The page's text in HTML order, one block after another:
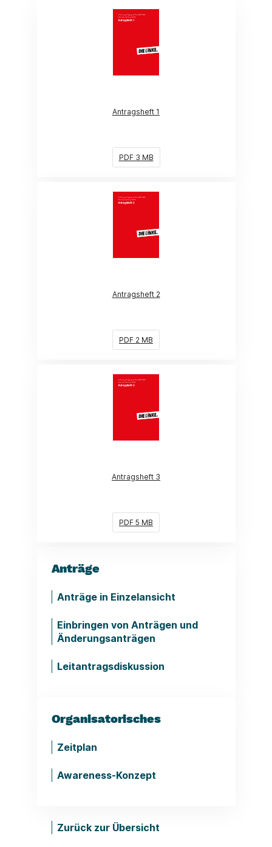
Antragsheft 1
(Link öffnet ein neues Fenster)
PDF 3 MB
Antragsheft 2
(Link öffnet ein neues Fenster)
PDF 2 MB
Antragsheft 3
(Link öffnet ein neues Fenster)
PDF 5 MB
Anträge
Anträge in Einzelansicht
Einbringen von Anträgen und
Änderungsanträgen
Leitantragsdiskussion
Organisatorisches
Zeitplan
Awareness-Konzept
Zurück zur Übersicht